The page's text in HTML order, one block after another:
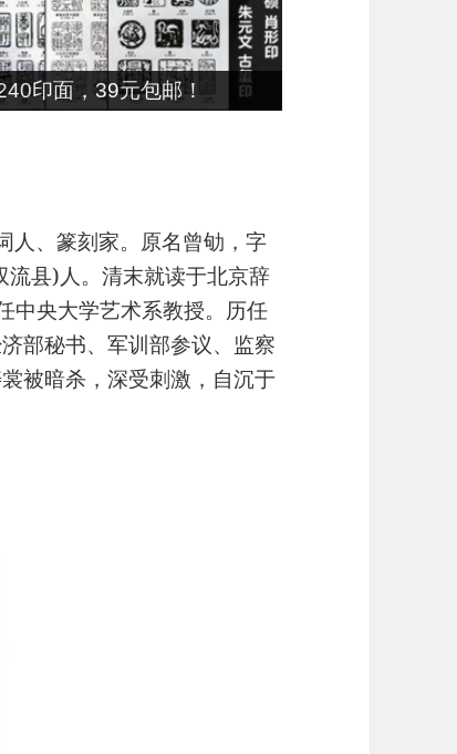
印面，39元包邮！
人、篆刻家。原名曾劬，字
县)人。清末就读于北京辞
中央大学艺术系教授。历任
部秘书、军训部参议、监察
被暗杀，深受刺激，自沉于